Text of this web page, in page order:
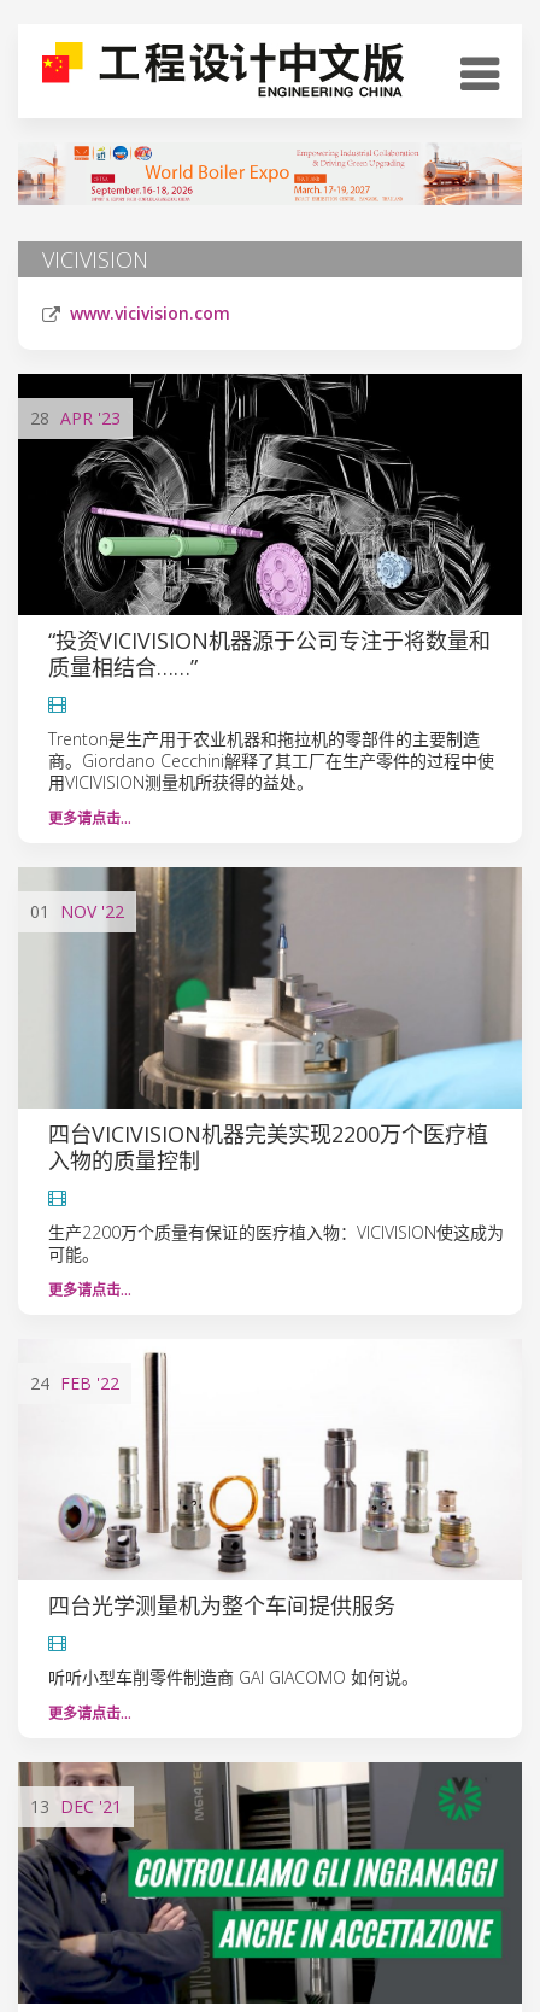
VICIVISION
www.vicivision.com
28 APR '23
“投资VICIVISION机器源于公司专注于将数量和
质量相结合……”
Trenton是生产用于农业机器和拖拉机的零部件的主要制造
商。Giordano Cecchini解释了其工厂在生产零件的过程中使
用VICIVISION测量机所获得的益处。
更多请点击…
01 NOV'22
四台VICIVISION机器完美实现2200万个医疗植
入物的质量控制
生产2200万个质量有保证的医疗植入物：VICIVISION使这成为
可能。
更多请点击…
24 FEB '22
四台光学测量机为整个车间提供服务
听听小型车削零件制造商 GAI GIACOMO 如何说。
更多请点击…
13 DEC '21